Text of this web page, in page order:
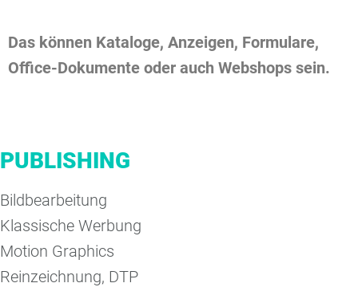
Das können Kataloge, Anzeigen, Formulare,
Office-Dokumente oder auch Webshops sein.
PUBLISHING
Bildbearbeitung
Klassische Werbung
Motion Graphics
Reinzeichnung, DTP